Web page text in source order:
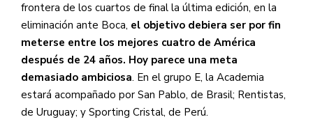
frontera de los cuartos de final la última edición, en la
eliminación ante Boca, el objetivo debiera ser por fin
meterse entre los mejores cuatro de América
después de 24 años. Hoy parece una meta
demasiado ambiciosa. En el grupo E, la Academia
estará acompañado por San Pablo, de Brasil; Rentistas,
de Uruguay; y Sporting Cristal, de Perú.